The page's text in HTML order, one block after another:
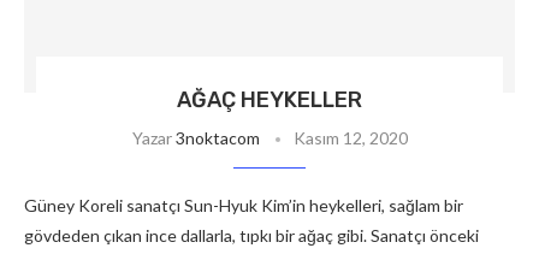
AĞAÇ HEYKELLER
Yazar3noktacom Kasım 12, 2020
Güney Koreli sanatçı Sun-Hyuk Kim’in heykelleri, sağlam bir
gövdeden çıkan ince dallarla, tıpkı bir ağaç gibi. Sanatçı önceki